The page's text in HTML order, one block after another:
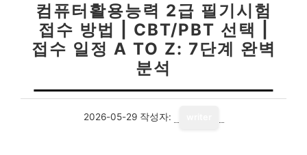
컴퓨터활용능력 2급 필기시험
접수 방법 | CBT/PBT 선택 |
접수 일정 A TO Z: 7단계 완벽
분석
2026-05-29 작성자: